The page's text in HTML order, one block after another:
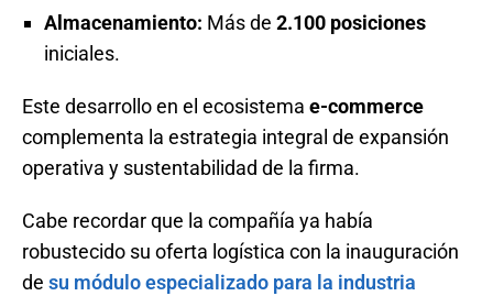
Almacenamiento: Más de 2.100 posiciones
iniciales.
Este desarrollo en el ecosistema e-commerce
complementa la estrategia integral de expansión
operativa y sustentabilidad de la firma.
Cabe recordar que la compañía ya había
robustecido su oferta logística con la inauguración
de su módulo especializado para la industria